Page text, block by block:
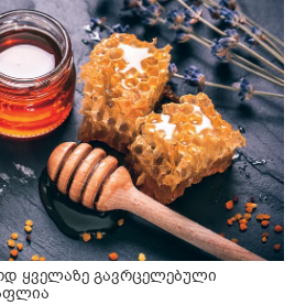
ყველაზე გავრცელებული